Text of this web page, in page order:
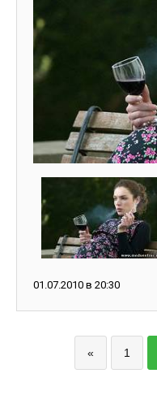
01.07.2010 в 20:30
« 1